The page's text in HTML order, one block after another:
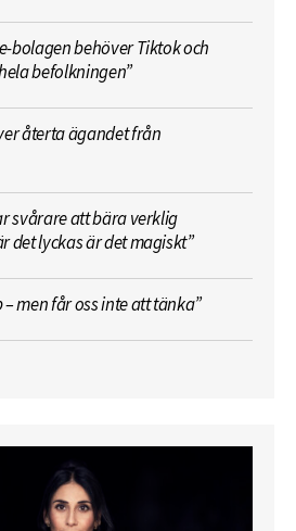
bolagen behöver Tiktok och
befolkningen”
återta ägandet från
svårare att bära verklig
det lyckas är det magiskt”
– men får oss inte att tänka”